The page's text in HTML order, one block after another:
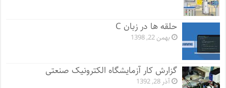
حلقه ها در زبان C
بهمن 22, 1398
گزارش کار آزمایشگاه الکترونیک صنعتی
آذر 28, 1392